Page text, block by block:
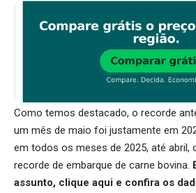
Como temos destacado, o recorde
um mês de maio foi justamente em
em todos os meses de 2025, até abril,
recorde de embarque de carne bovina.
assunto, clique aqui e confira os